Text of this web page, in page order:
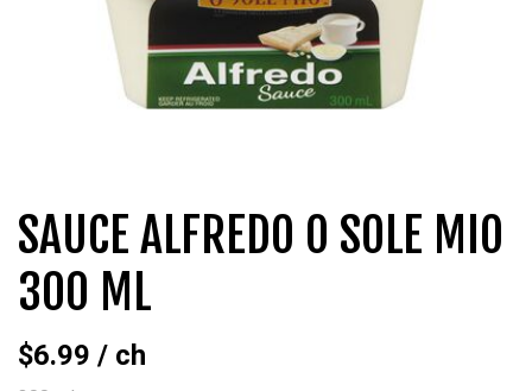
SAUCE ALFREDO O SOLE MIO
300 ML
$6.99 / ch